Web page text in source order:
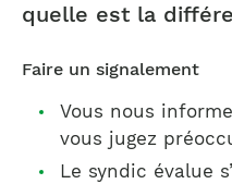
quelle est la
Faire un signalement
Vous nous
vous jugez
Le syndic évalue